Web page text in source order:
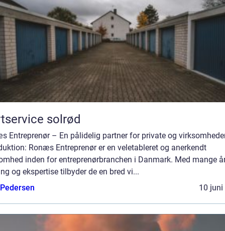
solrød
Entreprenør – En pålidelig partner for private og
Ronæs Entreprenør er en veletableret og anerkendt
inden for entreprenørbranchen i Danmark. Med mange
og ekspertise tilbyder de en bred vi...
10 juni